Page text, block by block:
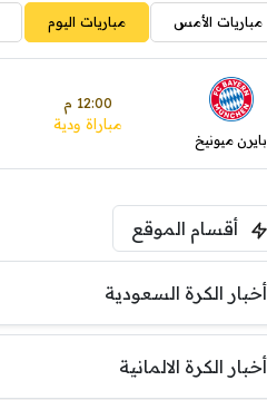
مباريات الأمس مباريات اليوم
بايرن ميونيخ
12:00 م
مباراة ودية
أقسام الموقع
أخبار الكرة السعودية
أخبار الكرة الالمانية